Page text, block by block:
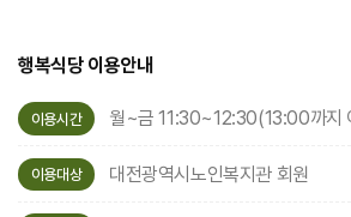
행복식당 이용안내
이용시간 월~금 11:30~12:30(13:00까지
이용대상 대전광역시노인복지관 회원